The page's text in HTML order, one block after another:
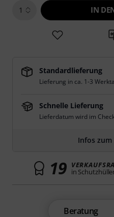
1 IN
Standardlieferung
Lieferung in ca. 1-3
Schnelle Lieferung
Lieferdatum wird im
Infos zum
19 in
Beratung